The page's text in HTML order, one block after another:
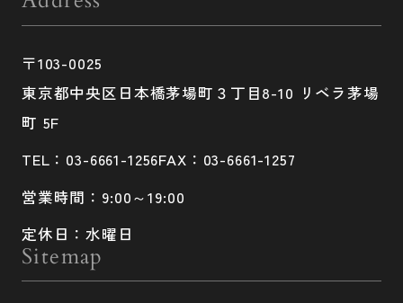
〒103-0025
東京都中央区日本橋茅場町３丁目8-10 リベラ茅場
町 5F
TEL：03-6661-1256FAX：03-6661-1257
営業時間：9:00～19:00
定休日：水曜日
Sitemap